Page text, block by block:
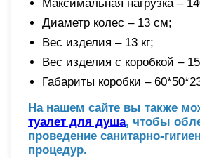
Максимальная нагрузка –
Диаметр колес – 13 см;
Вес изделия – 13 кг;
Вес изделия с коробкой – 15
Габариты коробки –
На нашем сайте вы также
туалет для душа, чтобы
проведение санитарно-
процедур.